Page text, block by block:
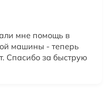
мне помощь в
машины - теперь
Спасибо за быструю